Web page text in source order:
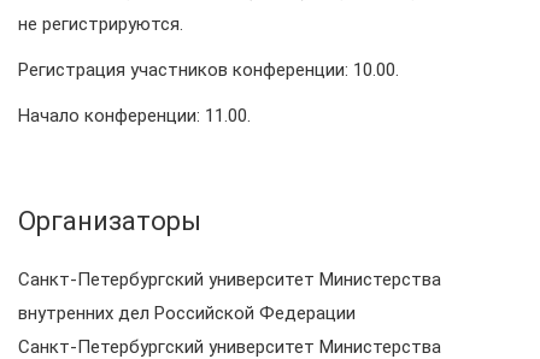
не регистрируются.
Регистрация участников конференции: 10.00.
Начало конференции: 11.00.
Организаторы
Санкт-Петербургский университет Министерства
внутренних дел Российской Федерации
Санкт-Петербургский университет Министерства